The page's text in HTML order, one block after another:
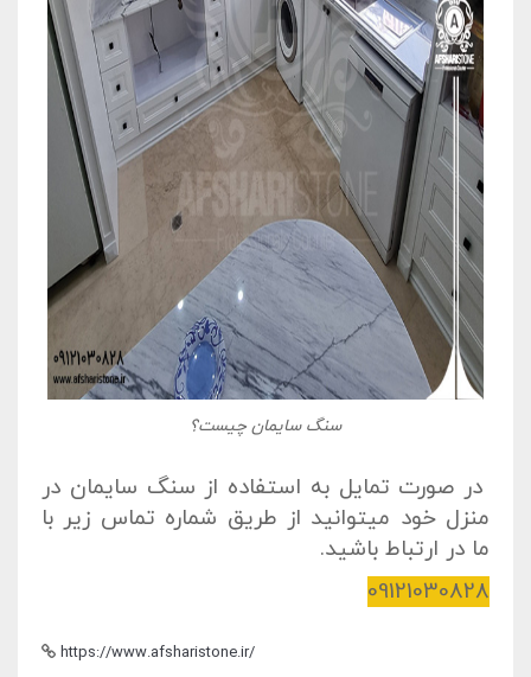
سنگ سایمان چیست؟
در صورت تمایل به استفاده از سنگ سایمان در
منزل خود میتوانید از طریق شماره تماس زیر با
ما در ارتباط باشید.
09121030828
https://www.afsharistone.ir/